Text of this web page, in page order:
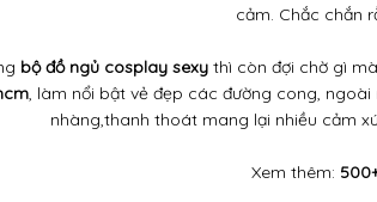
cảm. Chắc chắn
bộ đồ ngủ cosplay sexy thì còn đợi chờ gì
, làm nổi bật vẻ đẹp các đường cong,
nhàng,thanh thoát mang lại nhiều cảm
Xem thêm: